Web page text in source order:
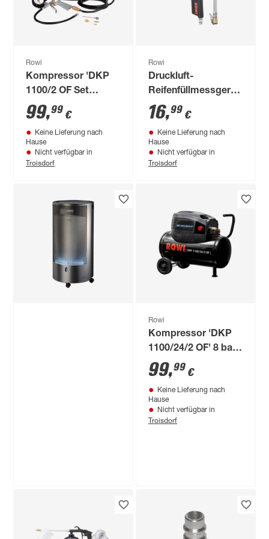
Rowi
Kompressor 'DKP
1100/2 OF Set
Compact Air' mit 6-
teiligem Zubehörset
99,99 €
Keine Lieferung nach
Hause
Nicht verfügbar in
Troisdorf
Rowi
Druckluft-
Reifenfüllmessgerät
'DRM 8/1' 8 bar
16,99 €
Keine Lieferung nach
Hause
Nicht verfügbar in
Troisdorf
Flame Pure
Rowi
Kompressor 'DKP
1100/24/2 OF' 8 bar,
83-132 l/min
99,99 €
Keine Lieferung nach
Hause
Nicht verfügbar in
Troisdorf